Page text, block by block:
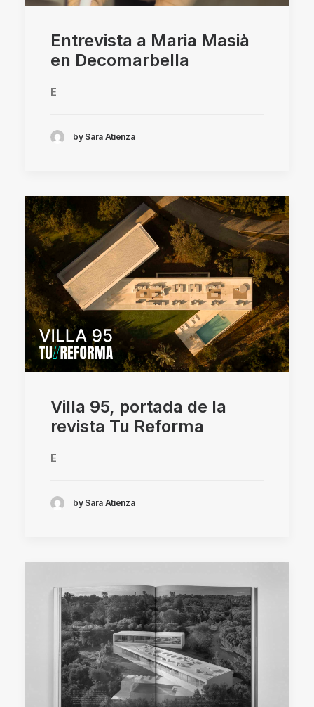
Entrevista a Maria Masià
en Decomarbella
E
by Sara Atienza
Villa 95, portada de la
revista Tu Reforma
E
by Sara Atienza